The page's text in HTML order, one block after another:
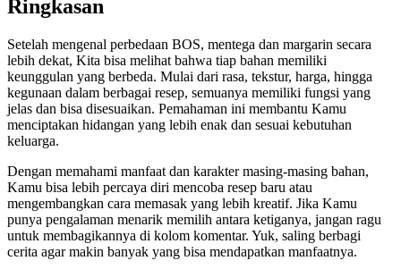
Ringkasan
Setelah mengenal perbedaan BOS, mentega dan margarin secara
lebih dekat, Kita bisa melihat bahwa tiap bahan memiliki
keunggulan yang berbeda. Mulai dari rasa, tekstur, harga, hingga
kegunaan dalam berbagai resep, semuanya memiliki fungsi yang
jelas dan bisa disesuaikan. Pemahaman ini membantu Kamu
menciptakan hidangan yang lebih enak dan sesuai kebutuhan
keluarga.
Dengan memahami manfaat dan karakter masing-masing bahan,
Kamu bisa lebih percaya diri mencoba resep baru atau
mengembangkan cara memasak yang lebih kreatif. Jika Kamu
punya pengalaman menarik memilih antara ketiganya, jangan ragu
untuk membagikannya di kolom komentar. Yuk, saling berbagi
cerita agar makin banyak yang bisa mendapatkan manfaatnya.